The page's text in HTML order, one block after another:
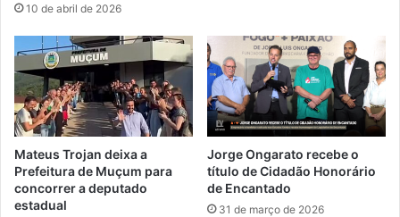
10 de abril de 2026
Mateus Trojan deixa a
Prefeitura de Muçum para
concorrer a deputado
estadual
Jorge Ongarato recebe o
título de Cidadão Honorário
de Encantado
31 de março de 2026